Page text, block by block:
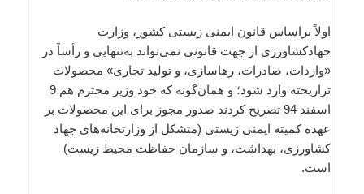
اولاً براساس قانون ایمنی زیستی کشور، وزارت
جهادکشاورزی از جهت قانونی نمی‌تواند به‌تنهایی و رأساً در
«واردات، صادرات، رهاسازی، و تولید تجاری‌» محصولات
تراریخته وارد شود؛ و همان‌گونه که خود وزیر محترم هم 9
اسفند 94 تصریح کردند صدور مجوز برای این محصولات بر
عهده کمیته ایمنی زیستی (متشکل از وزارتخانه‌های جهاد
کشاورزی، بهداشت، و سازمان حفاظت محیط زیست)
است.